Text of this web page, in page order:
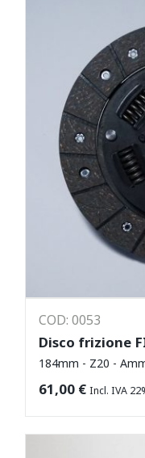
COD: 0053
Disco frizione
184mm - Z20 -
61,00 € Incl. IVA